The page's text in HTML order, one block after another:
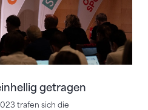
getragen
trafen sich die